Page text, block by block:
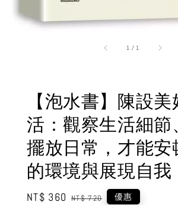
1 / 1
【泡水書】陳設
活：觀察生活細節
擺放日常，才能安
的環境與展現自我
Sale
NT$ 360 Regular
NT$ 720 優惠